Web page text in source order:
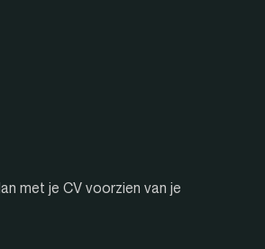
met je CV voorzien van je